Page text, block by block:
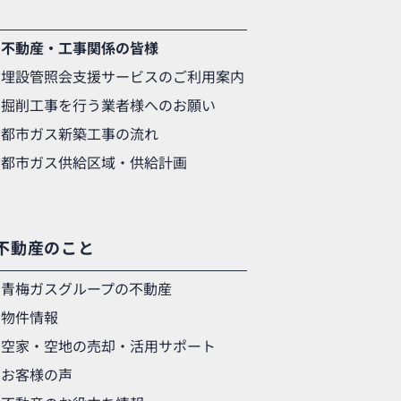
不動産・工事関係の皆様
埋設管照会支援サービスのご利用案内
掘削工事を行う業者様へのお願い
都市ガス新築工事の流れ
都市ガス供給区域・供給計画
動産のこと
青梅ガスグループの不動産
物件情報
空家・空地の売却・活用サポート
お客様の声